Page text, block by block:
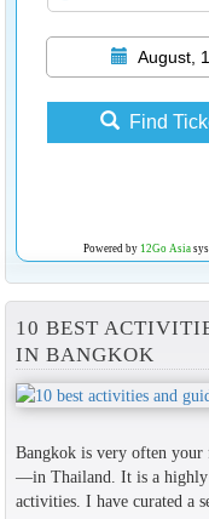
August,
Find
Powered by 12Go Asia
10 BEST
IN BANGKOK
Bangkok is very often
—in Thailand. It is a highly
activities. I have curated a